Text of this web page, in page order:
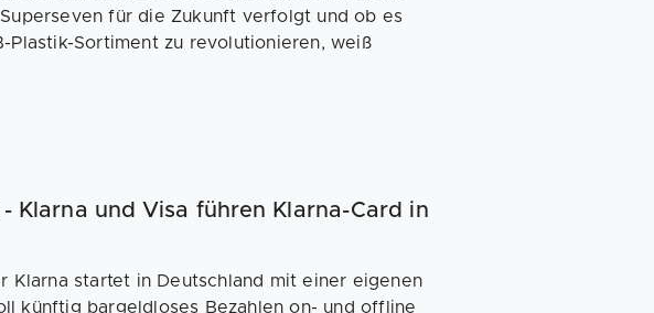
für die Zukunft verfolgt und ob es
Plastik-Sortiment zu revolutionieren, weiß
Klarna und Visa führen Klarna-Card in
Klarna startet in Deutschland mit einer eigenen
künftig bargeldloses Bezahlen on- und offline